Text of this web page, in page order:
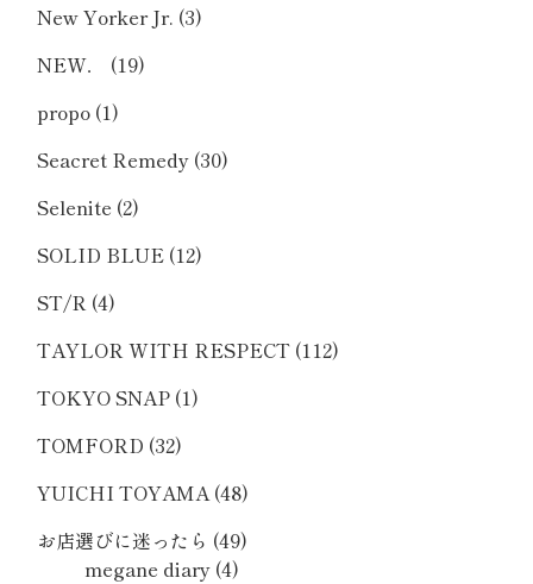
New Yorker Jr. (3)
NEW．
(19)
propo (1)
Seacret Remedy (30)
Selenite (2)
SOLID BLUE (12)
ST/R (4)
TAYLOR WITH RESPECT (112)
TOKYO SNAP (1)
TOMFORD (32)
YUICHI TOYAMA (48)
お店選びに迷ったら (49)
megane diary (4)